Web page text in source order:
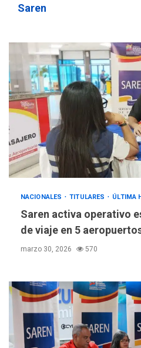
Saren
NACIONALES TITULARES ÚLTIMA
Saren activa operativo
de viaje en 5
marzo 30, 2026 570